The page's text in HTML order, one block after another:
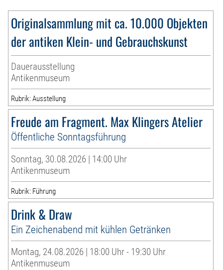
Originalsammlung mit ca. 10.000 Objekten
der antiken Klein- und Gebrauchskunst
Dauerausstellung
Antikenmuseum
Rubrik: Ausstellung
Freude am Fragment. Max Klingers Atelier
Öffentliche Sonntagsführung
Sonntag, 30.08.2026 | 14:00 Uhr
Antikenmuseum
Rubrik: Führung
Drink & Draw
Ein Zeichenabend mit kühlen Getränken
Montag, 24.08.2026 | 18:00 Uhr - 19:30 Uhr
Antikenmuseum